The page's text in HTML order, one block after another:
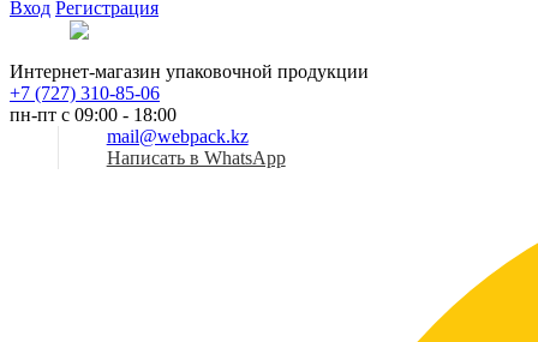
Вход Регистрация
Интернет-магазин упаковочной продукции
+7 (727) 310-85-06
пн-пт с 09:00 - 18:00
mail@webpack.kz
Написать в WhatsApp